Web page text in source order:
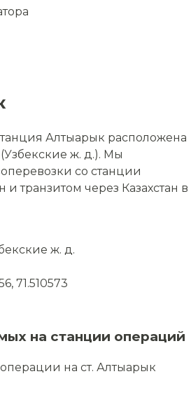
Алтыарык расположена
ж. д.). Мы
со станции
и транзитом через Казахстан в
ж. д.
71.510573
на станции операций
на ст. Алтыарык